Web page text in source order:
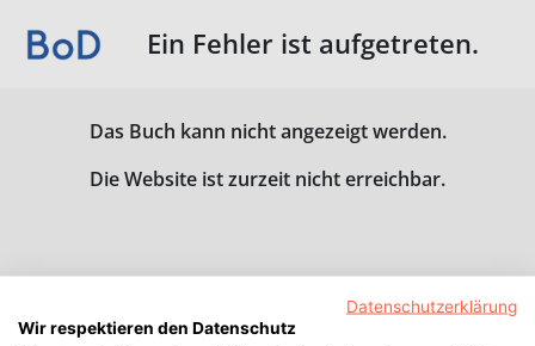
Ein Fehler ist aufgetreten.
Das Buch kann nicht angezeigt werden.
Die Website ist zurzeit nicht erreichbar.
Datenschutzerklärung
Wir respektieren den Datenschutz